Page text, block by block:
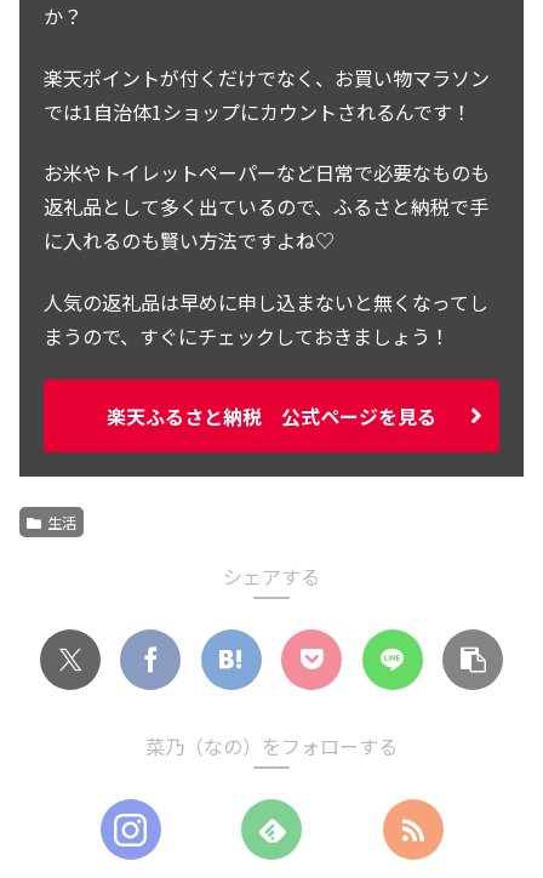
か？
楽天ポイントが付くだけでなく、お買い物マラソン
では1自治体1ショップにカウントされるんです！
お米やトイレットペーパーなど日常で必要なものも
返礼品として多く出ているので、ふるさと納税で手
に入れるのも賢い方法ですよね♡
人気の返礼品は早めに申し込まないと無くなってし
まうので、すぐにチェックしておきましょう！
楽天ふるさと納税 公式ページを見る
生活
シェアする
菜乃（なの）をフォローする